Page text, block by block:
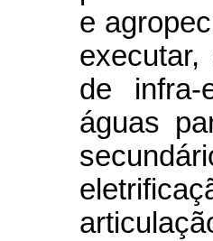
e
de infra-
águas